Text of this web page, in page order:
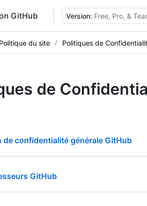
GitHub Version: Free, Pro, &
Politique du site Politiques de
de
de confidentialité générale GitHub
GitHub